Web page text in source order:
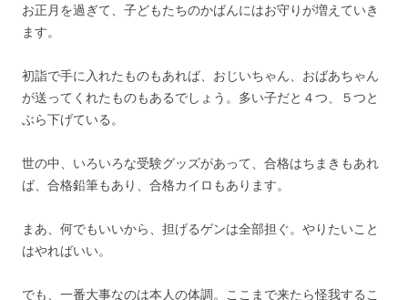
お正月を過ぎて、子どもたちのかばんにはお守りが増えていき
ます。
初詣で手に入れたものもあれば、おじいちゃん、おばあちゃん
が送ってくれたものもあるでしょう。多い子だと４つ、５つと
ぶら下げている。
世の中、いろいろな受験グッズがあって、合格はちまきもあれ
ば、合格鉛筆もあり、合格カイロもあります。
まあ、何でもいいから、担げるゲンは全部担ぐ。やりたいこと
はやればいい。
でも、一番大事なのは本人の体調。ここまで来たら怪我するこ